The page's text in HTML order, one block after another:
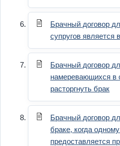
Брачный договор
супругов является
Брачный договор
намеревающихся в
расторгнуть брак
Брачный договор
браке, когда
предоставляется